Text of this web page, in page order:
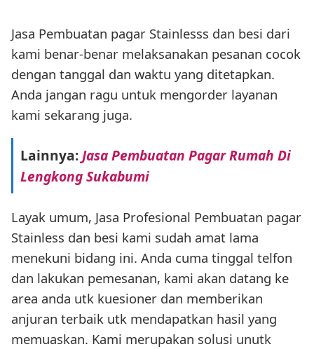
Jasa Pembuatan pagar Stainlesss dan besi dari
kami benar-benar melaksanakan pesanan cocok
dengan tanggal dan waktu yang ditetapkan.
Anda jangan ragu untuk mengorder layanan
kami sekarang juga.
Lainnya:Jasa Pembuatan Pagar Rumah Di
Lengkong Sukabumi
Layak umum, Jasa Profesional Pembuatan pagar
Stainless dan besi kami sudah amat lama
menekuni bidang ini. Anda cuma tinggal telfon
dan lakukan pemesanan, kami akan datang ke
area anda utk kuesioner dan memberikan
anjuran terbaik utk mendapatkan hasil yang
memuaskan. Kami merupakan solusi unutk